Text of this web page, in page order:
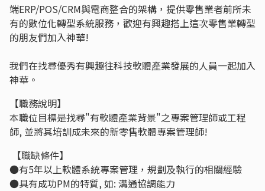
端ERP/POS/CRM與電商整合的架構，提供零售業者前所未
有的數位化轉型系統服務，歡迎有興趣搭上這次零售業轉型
的朋友們加入神華!
我們在找尋優秀有興趣往科技軟體產業發展的人員一起加入
神華。
【職務說明】
本職位目標是找尋"有軟體產業背景"之專案管理師或工程
師, 並將其培訓成未來的新零售軟體專案管理師!
【職缺條件】
●有5年以上軟體系統專案管理，規劃及執行的相關經驗
●具有成功PM的特質, 如: 溝通協調能力